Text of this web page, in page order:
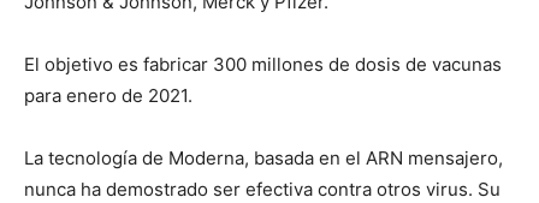
El objetivo es fabricar 300 millones de dosis de vacunas
para enero de 2021.
La tecnología de Moderna, basada en el ARN mensajero,
nunca ha demostrado ser efectiva contra otros virus. Su